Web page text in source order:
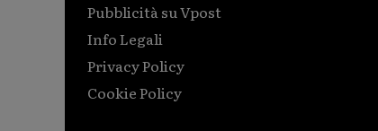
Pubblicità su Vpost
Info Legali
Privacy Policy
Cookie Policy